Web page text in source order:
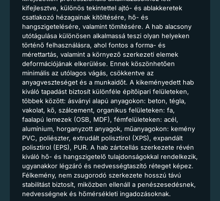
kifejlesztve, különös tekintettel ajtó- és ablakkeretek
csatlakozó hézagainak kitöltésére, hő- és
hangszigetelésére, valamint tömítésére. A hab alacsony
utótágulása különösen alkalmassá teszi olyan helyeken
történő felhasználásra, ahol fontos a forma- és
mérettartás, valamint a környező szerkezeti elemek
deformációjának elkerülése. Ennek köszönhetően
minimális az utólagos vágás, csökkentve az
anyagveszteséget és a munkaidőt. A kikeményedett hab
kiváló tapadást biztosít különféle építőipari felületeken,
többek között: ásványi alapú anyagokon: beton, tégla,
vakolat, kő, szálcement, organikus felületeken: fa,
faalapú lemezek (OSB, MDF), fémfelületeken: acél,
alumínium, horganyzott anyagok, műanyagokon: kemény
PVC, poliészter, extrudált polisztirol (XPS), expandált
polisztirol (EPS), PUR. A hab zártcellás szerkezete révén
kiváló hő- és hangszigetelő tulajdonságokkal rendelkezik,
ugyanakkor légzáró és nedvességtaszító réteget képez.
Félkemény, nem zsugorodó szerkezete hosszú távú
stabilitást biztosít, miközben ellenáll a penészesedésnek,
nedvességnek és hőmérsékleti ingadozásoknak.